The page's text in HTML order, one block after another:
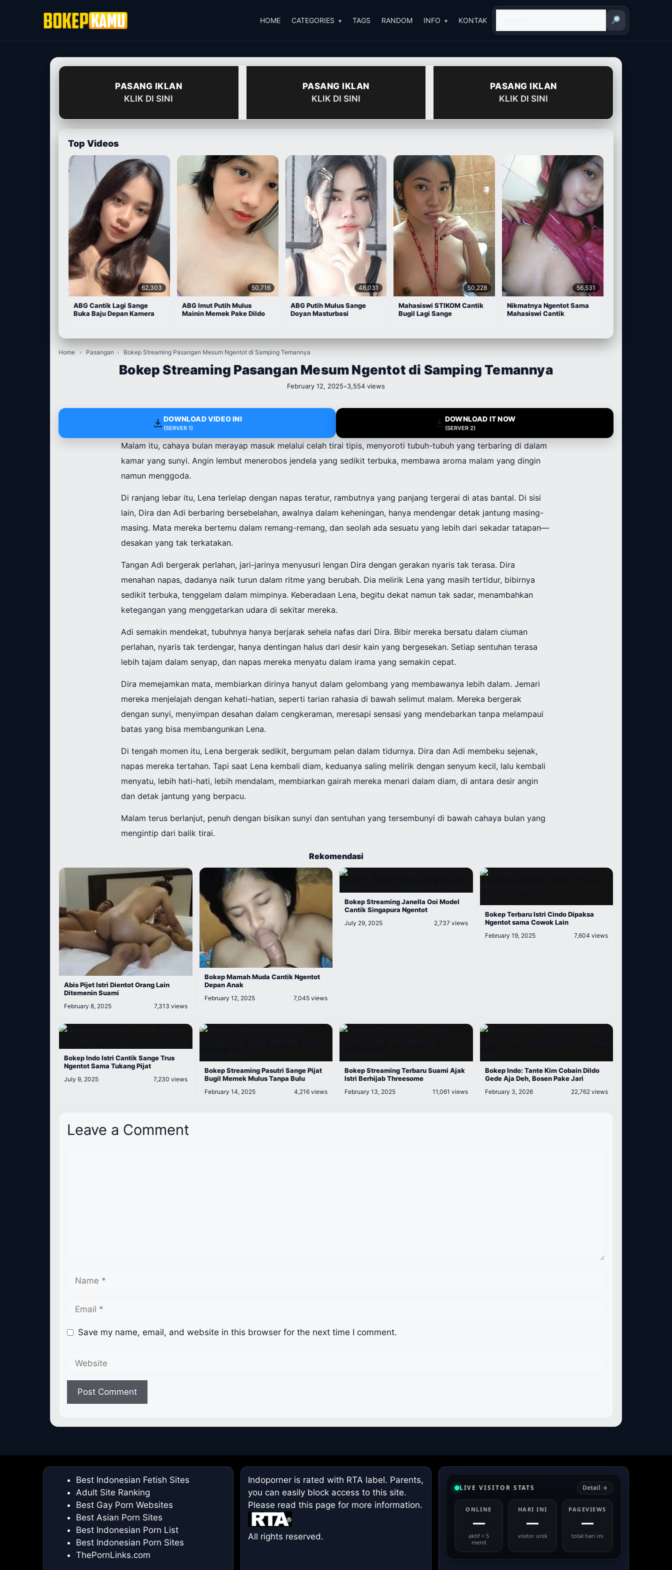
HOME CATEGORIES TAGS RANDOM INFO KONTAK
PASANG IKLAN
KLIK DI SINI
PASANG IKLAN
KLIK DI SINI
PASANG IKLAN
KLIK DI SINI
Top Videos
62,303
ABG Cantik Lagi Sange
Buka Baju Depan Kamera
50,716
ABG Imut Putih Mulus
Mainin Memek Pake Dildo
48,031
ABG Putih Mulus Sange
Doyan Masturbasi
50,228
Mahasiswi STIKOM Cantik
Bugil Lagi Sange
56,531
Nikmatnya Ngentot Sama
Mahasiswi Cantik
Home › Pasangan › Bokep Streaming Pasangan Mesum Ngentot di Samping Temannya
Bokep Streaming Pasangan Mesum Ngentot di Samping Temannya
February 12, 2025•3,554 views
DOWNLOAD VIDEO INI
(SERVER 1)
DOWNLOAD IT NOW
(SERVER 2)
Malam itu, cahaya bulan merayap masuk melalui celah tirai tipis, menyoroti tubuh-tubuh yang terbaring di dalam
kamar yang sunyi. Angin lembut menerobos jendela yang sedikit terbuka, membawa aroma malam yang dingin
namun menggoda.
Di ranjang lebar itu, Lena terlelap dengan napas teratur, rambutnya yang panjang tergerai di atas bantal. Di sisi
lain, Dira dan Adi berbaring bersebelahan, awalnya dalam keheningan, hanya mendengar detak jantung masing-
masing. Mata mereka bertemu dalam remang-remang, dan seolah ada sesuatu yang lebih dari sekadar tatapan—
desakan yang tak terkatakan.
Tangan Adi bergerak perlahan, jari-jarinya menyusuri lengan Dira dengan gerakan nyaris tak terasa. Dira
menahan napas, dadanya naik turun dalam ritme yang berubah. Dia melirik Lena yang masih tertidur, bibirnya
sedikit terbuka, tenggelam dalam mimpinya. Keberadaan Lena, begitu dekat namun tak sadar, menambahkan
ketegangan yang menggetarkan udara di sekitar mereka.
Adi semakin mendekat, tubuhnya hanya berjarak sehela nafas dari Dira. Bibir mereka bersatu dalam ciuman
perlahan, nyaris tak terdengar, hanya dentingan halus dari desir kain yang bergesekan. Setiap sentuhan terasa
lebih tajam dalam senyap, dan napas mereka menyatu dalam irama yang semakin cepat.
Dira memejamkan mata, membiarkan dirinya hanyut dalam gelombang yang membawanya lebih dalam. Jemari
mereka menjelajah dengan kehati-hatian, seperti tarian rahasia di bawah selimut malam. Mereka bergerak
dengan sunyi, menyimpan desahan dalam cengkeraman, meresapi sensasi yang mendebarkan tanpa melampaui
batas yang bisa membangunkan Lena.
Di tengah momen itu, Lena bergerak sedikit, bergumam pelan dalam tidurnya. Dira dan Adi membeku sejenak,
napas mereka tertahan. Tapi saat Lena kembali diam, keduanya saling melirik dengan senyum kecil, lalu kembali
menyatu, lebih hati-hati, lebih mendalam, membiarkan gairah mereka menari dalam diam, di antara desir angin
dan detak jantung yang berpacu.
Malam terus berlanjut, penuh dengan bisikan sunyi dan sentuhan yang tersembunyi di bawah cahaya bulan yang
mengintip dari balik tirai.
Rekomendasi
Abis Pijet Istri Dientot Orang Lain
Ditemenin Suami
February 8, 2025 7,313 views
Bokep Mamah Muda Cantik Ngentot
Depan Anak
February 12, 2025 7,045 views
Bokep Streaming Janella Ooi Model
Cantik Singapura Ngentot
July 29, 2025 2,737 views
Bokep Terbaru Istri Cindo Dipaksa
Ngentot sama Cowok Lain
February 19, 2025 7,604 views
Bokep Indo Istri Cantik Sange Trus
Ngentot Sama Tukang Pijat
July 9, 2025 7,230 views
Bokep Streaming Pasutri Sange Pijat
Bugil Memek Mulus Tanpa Bulu
February 14, 2025 4,216 views
Bokep Streaming Terbaru Suami Ajak
Istri Berhijab Threesome
February 13, 2025 11,061 views
Bokep Indo: Tante Kim Cobain Dildo
Gede Aja Deh, Bosen Pake Jari
February 3, 2026 22,762 views
Leave a Comment
Name
Email
Save my name, email, and website in this browser for the next time I comment.
Best Indonesian Fetish Sites
Adult Site Ranking
Best Gay Porn Websites
Best Asian Porn Sites
Best Indonesian Porn List
Best Indonesian Porn Sites
ThePornLinks.com
Indoporner is rated with RTA label. Parents,
you can easily block access to this site.
Please readthis page for more information.
All rights reserved.
LIVE VISITOR STATS Detail →
ONLINE
—
aktif < 5
menit
HARI INI
—
visitor unik
PAGEVIEWS
—
total hari ini